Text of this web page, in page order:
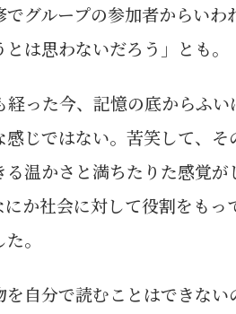
グループの参加者からい
は思わないだろう」とも。
経った今、記憶の底からふ
じではない。苦笑して、
温かさと満ちたりた感覚が
か社会に対して役割をも
。
自分で読むことはできな